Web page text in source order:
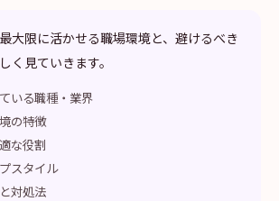
大限に活かせる職場環境と、避けるべき
く見ていきます。
いる職種・業界
の特徴
な役割
スタイル
対処法